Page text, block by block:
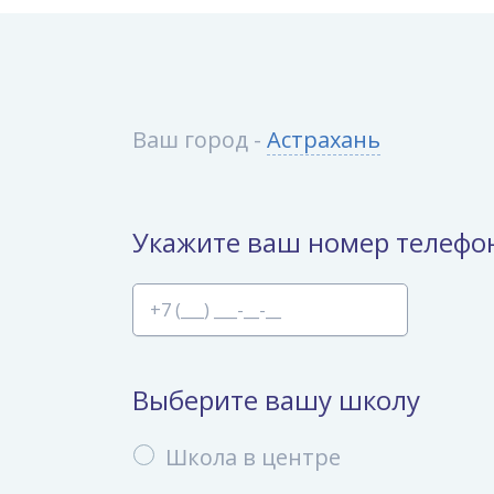
Ваш город - Астрахань
Укажите ваш номер
Выберите вашу школу
Школа в центре